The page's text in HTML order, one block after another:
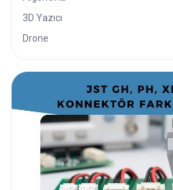
3D Yazıcı
Drone